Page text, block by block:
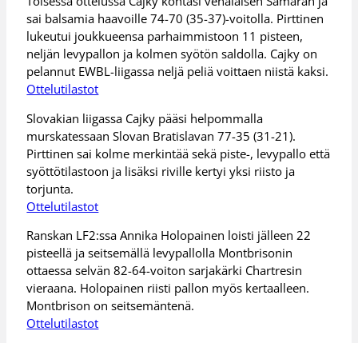
sai balsamia haavoille 74-70 (35-37)-voitolla. Pirttinen
lukeutui joukkueensa parhaimmistoon 11 pisteen,
neljän levypallon ja kolmen syötön saldolla. Cajky on
pelannut EWBL-liigassa neljä peliä voittaen niistä kaksi.
Ottelutilastot
Slovakian liigassa Cajky pääsi helpommalla
murskatessaan Slovan Bratislavan 77-35 (31-21).
Pirttinen sai kolme merkintää sekä piste-, levypallo että
syöttötilastoon ja lisäksi riville kertyi yksi riisto ja
torjunta.
Ottelutilastot
Ranskan LF2:ssa Annika Holopainen loisti jälleen 22
pisteellä ja seitsemällä levypallolla Montbrisonin
ottaessa selvän 82-64-voiton sarjakärki Chartresin
vieraana. Holopainen riisti pallon myös kertaalleen.
Montbrison on seitsemäntenä.
Ottelutilastot